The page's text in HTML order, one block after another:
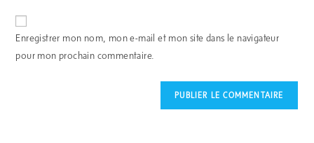
Enregistrer mon nom, mon e-mail et mon site dans le navigateur
pour mon prochain commentaire.